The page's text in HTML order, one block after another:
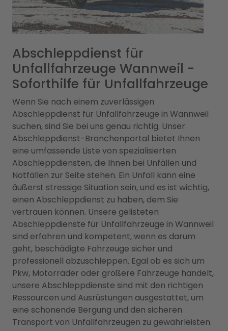
Abschleppdienst für
Unfallfahrzeuge Wannweil -
Soforthilfe für Unfallfahrzeuge
Wenn Sie nach einem zuverlässigen
Abschleppdienst für Unfallfahrzeuge in Wannweil
suchen, sind Sie bei uns genau richtig. Unser
Abschleppdienst-Branchenportal bietet Ihnen
eine umfassende Liste von spezialisierten
Abschleppdiensten, die Ihnen bei Unfällen und
Notfällen zur Seite stehen. Ein Unfall kann eine
äußerst stressige Situation sein, und es ist wichtig,
einen Abschleppdienst zu haben, dem Sie
vertrauen können. Unsere gelisteten
Abschleppdienste für Unfallfahrzeuge in Wannweil
sind erfahren und kompetent, wenn es darum
geht, beschädigte Fahrzeuge sicher und
professionell abzuschleppen. Egal ob es sich um
Pkw, Motorräder oder größere Fahrzeuge handelt,
unsere Abschleppdienste sind mit den richtigen
Ressourcen und Ausrüstungen ausgestattet, um
eine schonende Bergung und den sicheren
Transport von Unfallfahrzeugen zu gewährleisten.